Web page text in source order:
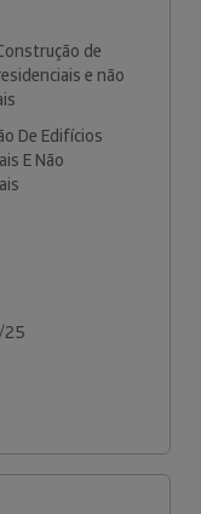
de
e não
De Edifícios
E Não